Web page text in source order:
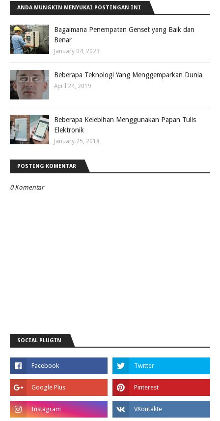
ANDA MUNGKIN MENYUKAI POSTINGAN INI
Bagaimana Penempatan Genset yang Baik dan
Benar
January 04, 2023
Beberapa Teknologi Yang Menggemparkan Dunia
April 24, 2019
Beberapa Kelebihan Menggunakan Papan Tulis
Elektronik
January 25, 2018
POSTING KOMENTAR
0 Komentar
SOCIAL PLUGIN